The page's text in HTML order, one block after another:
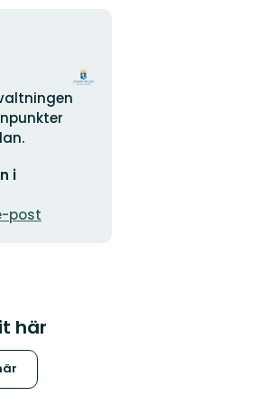
i
post
Organisationens
här